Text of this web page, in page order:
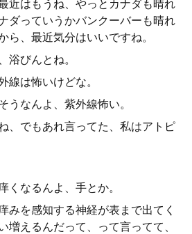
近はもうね、やっとカナダも晴れ
ダっていうかバンクーバーも晴れ
ら、最近気分はいいですね。
浴びんとね。
線は怖いけどな。
うなんよ、紫外線怖い。
、でもあれ言ってた、私はアトピ
くなるんよ、手とか。
みを感知する神経が表まで出てく
増えるんだって、って言ってて、